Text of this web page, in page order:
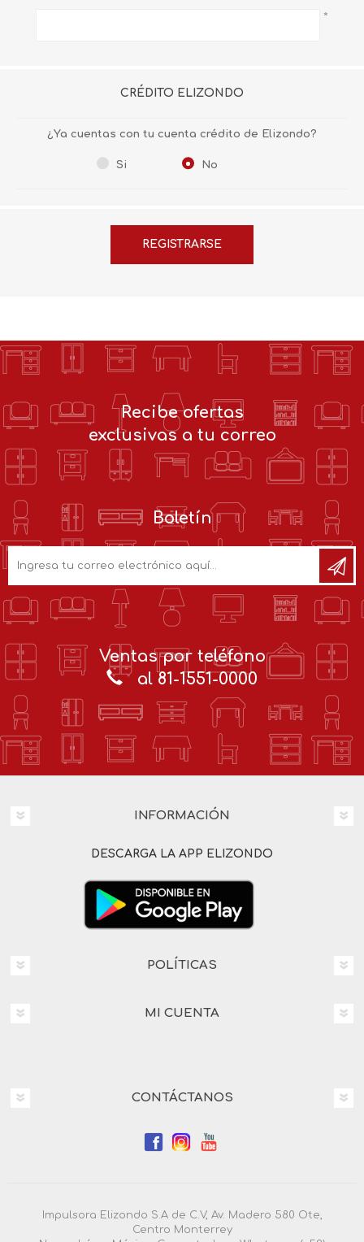
*
CRÉDITO ELIZONDO
¿Ya cuentas con tu cuenta crédito de Elizondo?
Si No
Recibe ofertas
exclusivas a tu correo
Boletín
Ventas por teléfono
al 81-1551-0000
INFORMACIÓN
DESCARGA LA APP ELIZONDO
POLÍTICAS
MI CUENTA
CONTÁCTANOS
Impulsora Elizondo S.A de C.V, Av. Madero 580 Ote,
Centro Monterrey